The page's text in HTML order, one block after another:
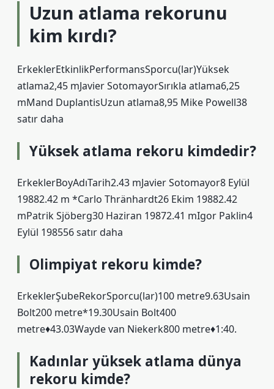
Uzun atlama rekorunu
kim kırdı?
ErkeklerEtkinlikPerformansSporcu(lar)Yüksek
atlama2,45 mJavier SotomayorSırıkla atlama6,25
mMand DuplantisUzun atlama8,95 Mike Powell38
satır daha
Yüksek atlama rekoru kimdedir?
ErkeklerBoyAdıTarih2.43 mJavier Sotomayor8 Eylül
19882.42 m *Carlo Thränhardt26 Ekim 19882.42
mPatrik Sjöberg30 Haziran 19872.41 mIgor Paklin4
Eylül 198556 satır daha
Olimpiyat rekoru kimde?
ErkeklerŞubeRekorSporcu(lar)100 metre9.63Usain
Bolt200 metre*19.30Usain Bolt400
metre♦43.03Wayde van Niekerk800 metre♦1:40.
Kadınlar yüksek atlama dünya
rekoru kimde?